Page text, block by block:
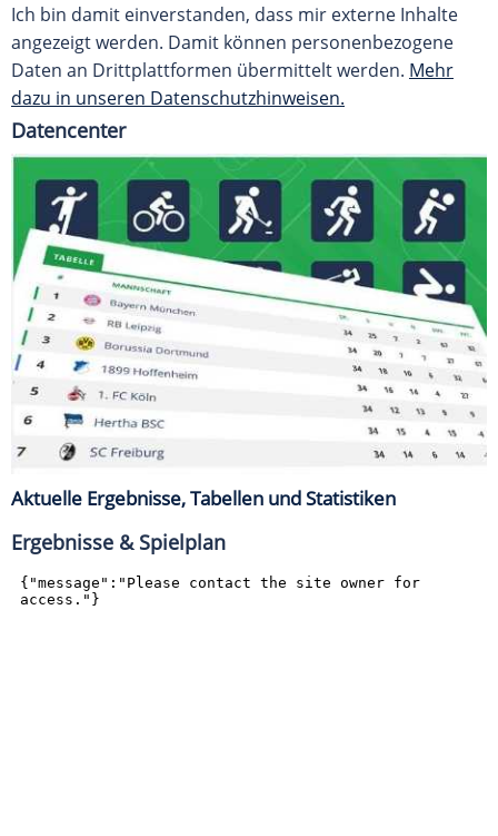
Ich bin damit einverstanden, dass mir externe Inhalte
angezeigt werden. Damit können personenbezogene
Daten an Drittplattformen übermittelt werden. Mehr
dazu in unseren Datenschutzhinweisen.
Datencenter
Aktuelle Ergebnisse, Tabellen und Statistiken
Ergebnisse & Spielplan